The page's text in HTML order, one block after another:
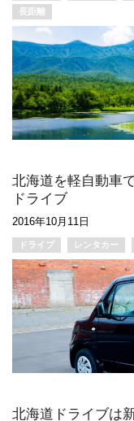
長距離
北海道を軽自動車
ドライブ
2016年10月11日
ドライブ レンタカー
北海道ドライブは